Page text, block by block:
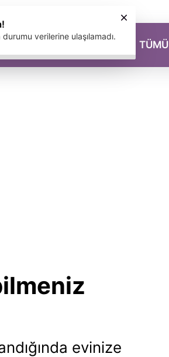
MAGAZİN TÜMÜ
evinize
durumu verilerine ulaşılamadı.